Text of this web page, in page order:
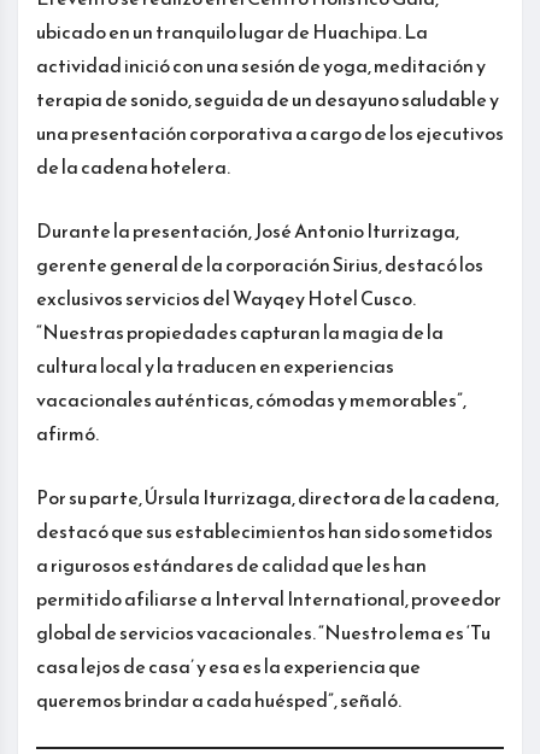
ubicado en un tranquilo lugar de Huachipa. La
actividad inició con una sesión de yoga, meditación y
terapia de sonido, seguida de un desayuno saludable y
una presentación corporativa a cargo de los ejecutivos
de la cadena hotelera.
Durante la presentación, José Antonio Iturrizaga,
gerente general de la corporación Sirius, destacó los
exclusivos servicios del Wayqey Hotel Cusco.
“Nuestras propiedades capturan la magia de la
cultura local y la traducen en experiencias
vacacionales auténticas, cómodas y memorables”,
afirmó.
Por su parte, Úrsula Iturrizaga, directora de la cadena,
destacó que sus establecimientos han sido sometidos
a rigurosos estándares de calidad que les han
permitido afiliarse a Interval International, proveedor
global de servicios vacacionales. “Nuestro lema es ‘Tu
casa lejos de casa’ y esa es la experiencia que
queremos brindar a cada huésped”, señaló.